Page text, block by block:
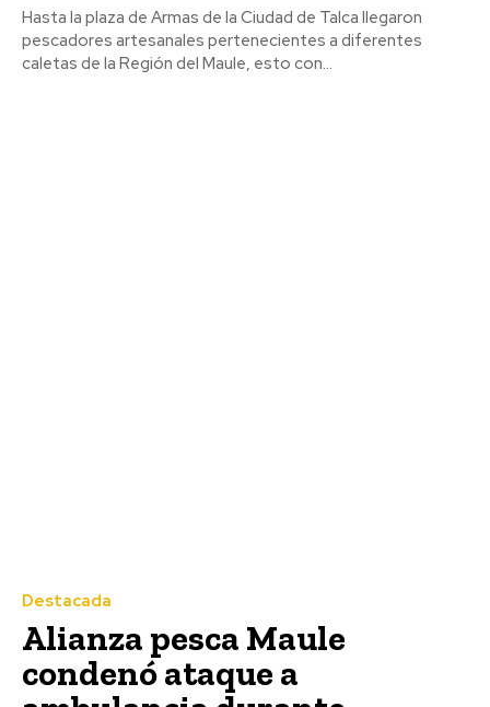
Hasta la plaza de Armas de la Ciudad de Talca llegaron
pescadores artesanales pertenecientes a diferentes
caletas de la Región del Maule, esto con...
Destacada
Alianza pesca Maule
condenó ataque a